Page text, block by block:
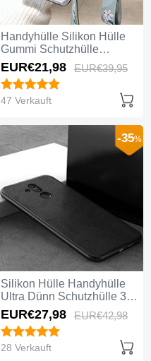
Handyhülle Silikon Hülle
Gummi Schutzhülle
Blumen H06 für Huawei
Mate 20 Lite Cyan
EUR€21,98 EUR€39,95
47 Verkauft
Silikon Hülle Handyhülle
Ultra Dünn Schutzhülle 360
Grad Tasche C09 für
Huawei Mate 20 Lite
Schwarz
-35%
EUR€27,98 EUR€42,98
28 Verkauft